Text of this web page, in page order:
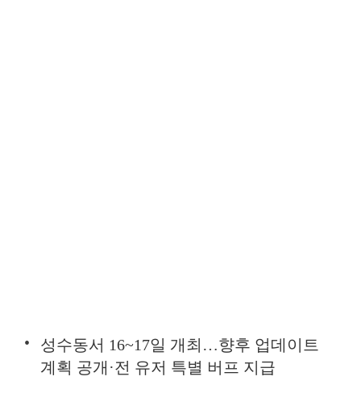
성수동서 16~17일 개최…향후 업데이트
계획 공개·전 유저 특별 버프 지급